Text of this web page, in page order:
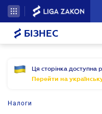
БІЗНЕС
Ця сторінка доступна
Перейти на
Налоги